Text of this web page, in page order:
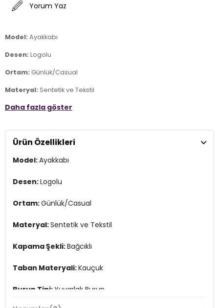
Yorum Yaz
Model: Ayakkabı
Desen: Logolu
Ortam: Günlük/Casual
Materyal: Sentetik ve Tekstil
Kapama Şekli:Bağcıklı
Burun Tipi:Yuvarlak Burun
Topuk Boyu:Belirtilmemiş
Topuk Tipi:
3DE031077901.389
Daha fazla göster
Ürün Özellikleri
Model:Ayakkabı
Desen:Logolu
Ortam:Günlük/Casual
Materyal:Sentetik ve Tekstil
Kapama Şekli:Bağcıklı
Taban Materyali:Kauçuk
Burun Tipi:Yuvarlak Burun